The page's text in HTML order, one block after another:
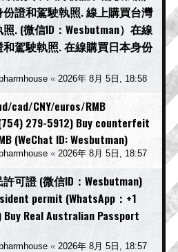
證和駕駛執照. 線上購買台灣
. (微信ID：Wesbutman）在線
駕駛執照. 在線購買日本身份
« 2026年 8月 5日, 18:58
cad/CNY/euros/RMB
(754) 279-5912) Buy counterfeit
(WeChat ID: Wesbutman)
« 2026年 8月 5日, 18:57
可證 (微信ID：Wesbutman)
permit (WhatsApp：+1
Real Australian Passport
« 2026年 8月 5日, 18:57